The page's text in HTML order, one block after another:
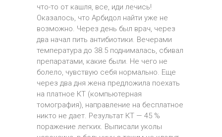
что-то от кашля, все, иди лечись!
Оказалось, что Арбидол найти уже не
возможно. Через день был врач, через
два начал пить антибиотики. Вечерами
температура до 38.5 поднималась, сбивал
препаратами, какие были. Не чего не
болело, чувствую себя нормально. Еще
через два дня жена предложила поехать
на платное КТ (компьютерная
томография), направление на бесплатное
никто не дает. Результат КТ — 45 %
поражение легких. Выписали уколы